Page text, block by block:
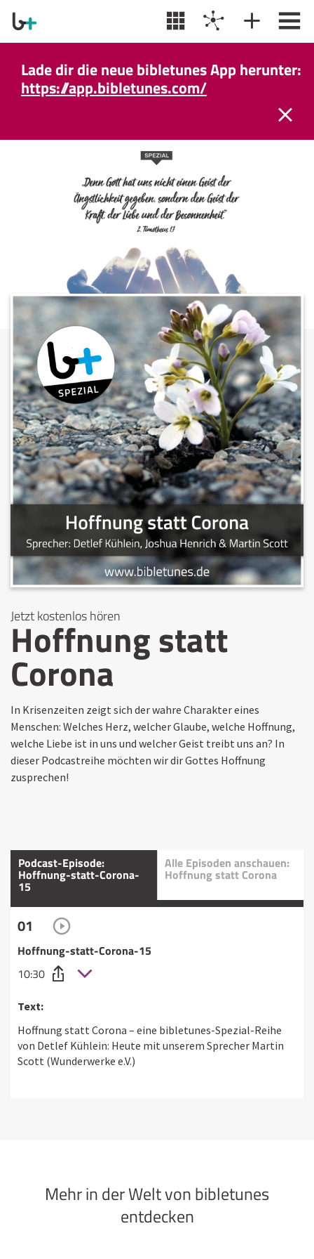
Lade dir die neue bibletunes App herunter:
https://app.bibletunes.com/
Jetzt kostenlos hören
Hoffnung statt
Corona
In Krisenzeiten zeigt sich der wahre Charakter eines
Menschen: Welches Herz, welcher Glaube, welche Hoffnung,
welche Liebe ist in uns und welcher Geist treibt uns an? In
dieser Podcastreihe möchten wir dir Gottes Hoffnung
zusprechen!
Podcast-Episode:
Hoffnung-statt-Corona-
15
Alle Episoden anschauen:
Hoffnung statt Corona
01
Hoffnung-statt-Corona-15
10:30
Text:
Hoffnung statt Corona – eine bibletunes-Spezial-Reihe
von Detlef Kühlein: Heute mit unserem Sprecher Martin
Scott (Wunderwerke e.V.)
Mehr in der Welt von bibletunes
entdecken